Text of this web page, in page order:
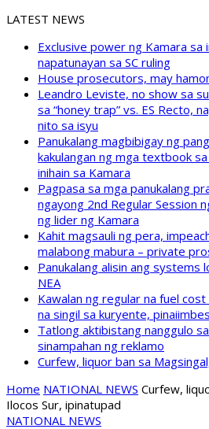
LATEST NEWS
Exclusive power ng Kamara sa
napatunayan sa SC ruling
House prosecutors, may
Leandro Leviste, no show sa
sa “honey trap” vs. ES Recto,
nito sa isyu
Panukalang magbibigay ng
kakulangan ng mga textbook
inihain sa Kamara
Pagpasa sa mga panukalang
ngayong 2nd Regular Session
ng lider ng Kamara
Kahit magsauli ng pera,
malabong mabura – private
Panukalang alisin ang
NEA
Kawalan ng regular na fuel
na singil sa kuryente,
Tatlong aktibistang nanggulo
sinampahan ng reklamo
Curfew, liquor ban sa
Home NATIONAL NEWS Curfew,
Ilocos Sur, ipinatupad
NATIONAL NEWS